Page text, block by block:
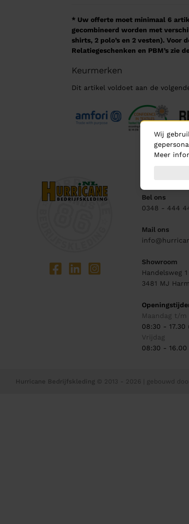
* Uw offerte moet minimaal 6
gecombineerd worden met
shirts, 2 polo’s en 2 vesten). Voor
Relatiegeschenken en PBM’s zie
Keurmerken
Dit artikel voldoet aan de
Bel ons
0348 - 444
Mail ons
Showroom
Handelsweg 1
3481 MJ
Maandag t/m
08:30 - 17.30
Vrijdag
08:30 - 16.00
Hurricane Bedrijfskleding © 2013 - 2026 | gebouwd door
Wij
Meer